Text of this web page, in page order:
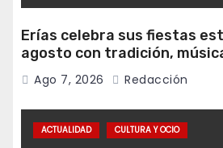
Erías celebra sus fiestas
agosto con tradición,
vecinal
Ago 7, 2026 Redacción
ACTUALIDAD CULTURA Y OCIO